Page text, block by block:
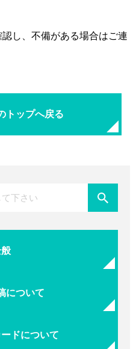
し、不備がある場合はご連
トップへ戻る
について
ドについて